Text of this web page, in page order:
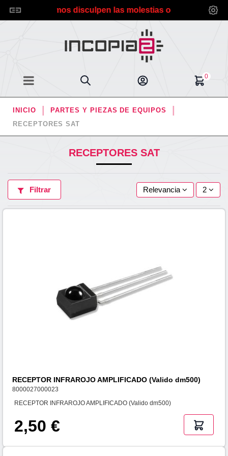
Rogamos disculpen las molestias ocasionadas. ***
0
INICIO
PARTES Y PIEZAS DE EQUIPOS
RECEPTORES SAT
RECEPTORES SAT
Filtrar Relevancia 2
RECEPTOR INFRAROJO AMPLIFICADO (Valido dm500)
8000027000023
RECEPTOR INFRAROJO AMPLIFICADO (Valido dm500)
2,50 €